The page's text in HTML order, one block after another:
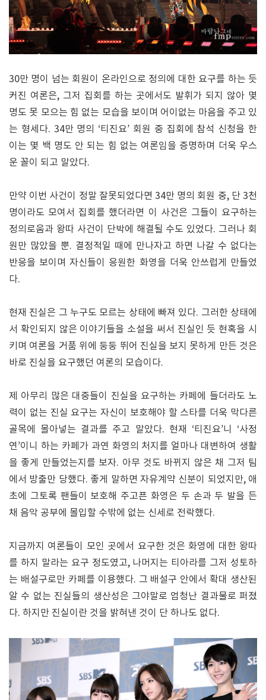
30만 명이 넘는 회원이 온라인으로 정의에 대한 요구를 하는 듯
커진 여론은, 그저 집회를 하는 곳에서도 발휘가 되지 않아 몇
명도 못 모으는 힘 없는 모습을 보이며 어이없는 마음을 주고 있
는 형세다. 34만 명의 ‘티진요’ 회원 중 집회에 참석 신청을 한
이는 몇 백 명도 안 되는 힘 없는 여론임을 증명하며 더욱 우스
운 꼴이 되고 말았다.
만약 이번 사건이 정말 잘못되었다면 34만 명의 회원 중, 단 3천
명이라도 모여서 집회를 했더라면 이 사건은 그들이 요구하는
정의로움과 왕따 사건이 단박에 해결될 수도 있었다. 그러나 회
원만 많았을 뿐. 결정적일 때에 만나자고 하면 나갈 수 없다는
반응을 보이며 자신들이 응원한 화영을 더욱 안쓰럽게 만들었
다.
현재 진실은 그 누구도 모르는 상태에 빠져 있다. 그러한 상태에
서 확인되지 않은 이야기들을 소설을 써서 진실인 듯 현혹을 시
키며 여론을 거품 위에 둥둥 뛰어 진실을 보지 못하게 만든 것은
바로 진실을 요구했던 여론의 모습이다.
제 아무리 많은 대중들이 진실을 요구하는 카페에 들더라도 노
력이 없는 진실 요구는 자신이 보호해야 할 스타를 더욱 막다른
골목에 몰아넣는 결과를 주고 말았다. 현재 ‘티진요’니 ‘사정
연’이니 하는 카페가 과연 화영의 처지를 얼마나 대변하여 생활
을 좋게 만들었는지를 보자. 아무 것도 바뀌지 않은 채 그저 팀
에서 방출만 당했다. 좋게 말하면 자유계약 신분이 되었지만, 애
초에 그토록 팬들이 보호해 주고픈 화영은 두 손과 두 발을 든
채 음악 공부에 몰입할 수밖에 없는 신세로 전락했다.
지금까지 여론들이 모인 곳에서 요구한 것은 화영에 대한 왕따
를 하지 말라는 요구 정도였고, 나머지는 티아라를 그저 성토하
는 배설구로만 카페를 이용했다. 그 배설구 안에서 확대 생산된
알 수 없는 진실들의 생산성은 그야말로 엄청난 결과물로 퍼졌
다. 하지만 진실이란 것을 밝혀낸 것이 단 하나도 없다.